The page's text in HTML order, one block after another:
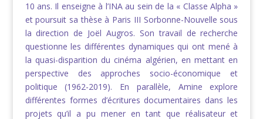
10 ans. Il enseigne à l’INA au sein de la « Classe Alpha »
et poursuit sa thèse à Paris III Sorbonne-Nouvelle sous
la direction de Joël Augros. Son travail de recherche
questionne les différentes dynamiques qui ont mené à
la quasi-disparition du cinéma algérien, en mettant en
perspective des approches socio-économique et
politique (1962-2019). En parallèle, Amine explore
différentes formes d’écritures documentaires dans les
projets qu’il a pu mener en tant que réalisateur et